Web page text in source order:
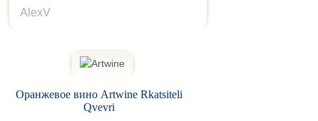
AlexV
Оранжевое вино Artwine Rkatsiteli
Qvevri